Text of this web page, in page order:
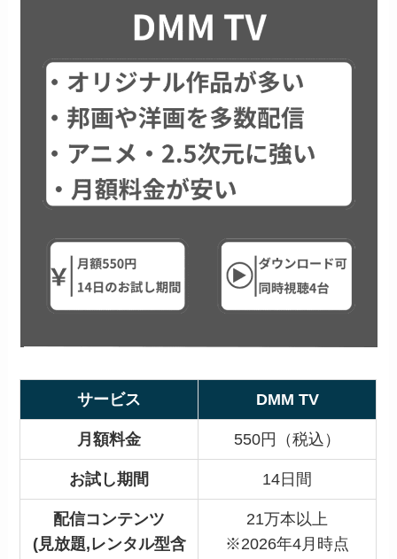
サービス DMM TV
月額料金 550円（税込）
お試し期間 14日間
配信コンテンツ
(見放題,レンタル型含
21万本以上
※2026年4月時点